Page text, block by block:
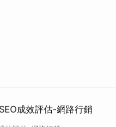
成效評估-網路行銷